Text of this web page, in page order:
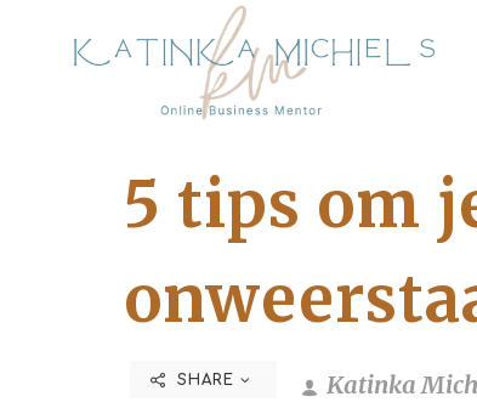
5 tips om
SHARE Katinka